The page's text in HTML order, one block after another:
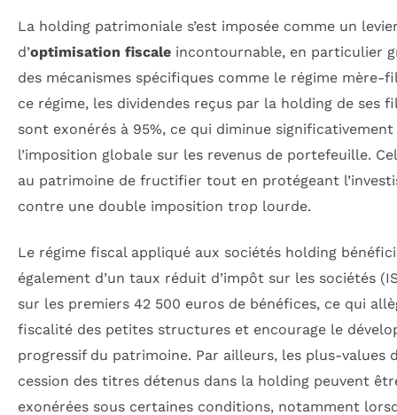
La holding patrimoniale s’est imposée comme un
d’optimisation fiscale incontournable, en particulier
des mécanismes spécifiques comme le régime mère-
ce régime, les dividendes reçus par la holding de ses
sont exonérés à 95%, ce qui diminue significativement
l’imposition globale sur les revenus de portefeuille.
au patrimoine de fructifier tout en protégeant
contre une double imposition trop lourde.
Le régime fiscal appliqué aux sociétés holding
également d’un taux réduit d’impôt sur les sociétés
sur les premiers 42 500 euros de bénéfices, ce qui
fiscalité des petites structures et encourage le
progressif du patrimoine. Par ailleurs, les plus-values
cession des titres détenus dans la holding peuvent
exonérées sous certaines conditions, notamment